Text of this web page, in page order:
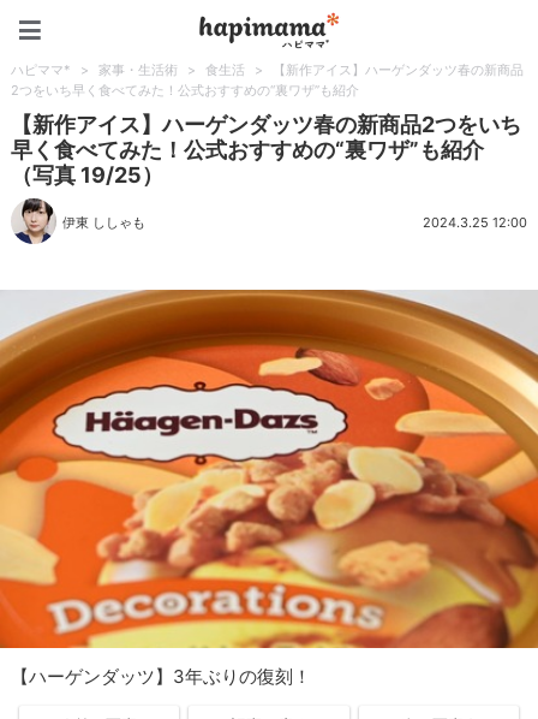
ハピママ* > 家事・生活術 > 食生活 >
【新作アイス】ハーゲンダッツ春の新商品
2つをいち早く食べてみた！公式おすすめの“裏ワザ”も紹介
【新作アイス】ハーゲンダッツ春の新商品2つをいち
早く食べてみた！公式おすすめの“裏ワザ”も紹介
（写真 19/25）
伊東 ししゃも 2024.3.25 12:00
【ハーゲンダッツ】3年ぶりの復刻！